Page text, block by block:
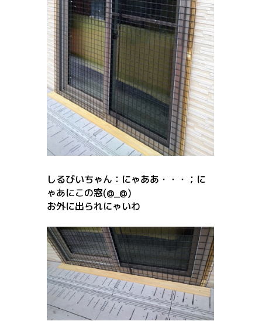
しるびいちゃん：にゃああ・・・；に
ゃあにこの窓(@_@)
お外に出られにゃいわ